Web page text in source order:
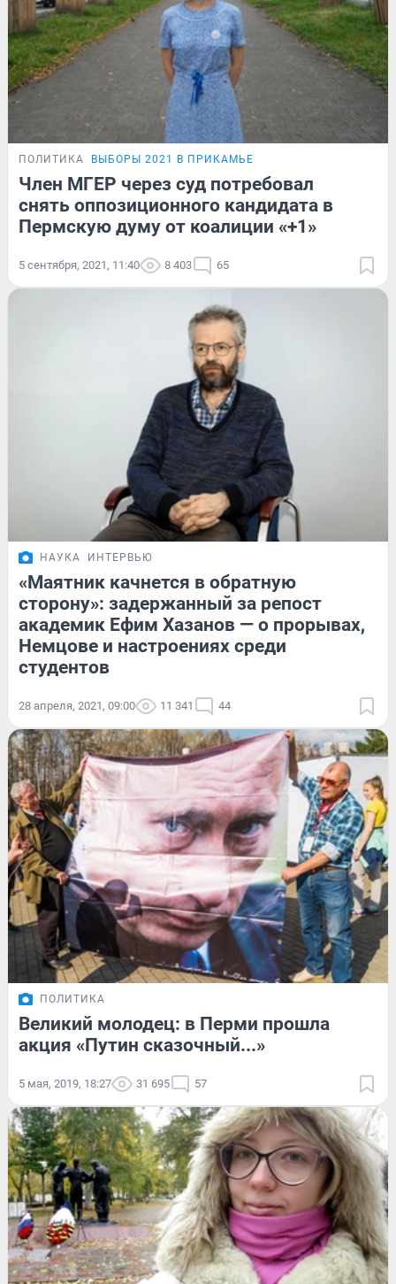
ПОЛИТИКА ВЫБОРЫ 2021 В ПРИКАМЬЕ
Член МГЕР через суд потребовал
снять оппозиционного кандидата в
Пермскую думу от коалиции «+1»
5 сентября, 2021, 11:40 8 403 65
НАУКА ИНТЕРВЬЮ
«Маятник качнется в обратную
сторону»: задержанный за репост
академик Ефим Хазанов — о прорывах,
Немцове и настроениях среди
студентов
28 апреля, 2021, 09:00 11 341 44
ПОЛИТИКА
Великий молодец: в Перми прошла
акция «Путин сказочный...»
5 мая, 2019, 18:27 31 695 57